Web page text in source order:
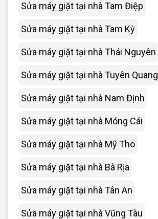
Sửa máy giặt tại nhà Tam Điệp
Sửa máy giặt tại nhà Tam Kỳ
Sửa máy giặt tại nhà Thái Nguyên
Sửa máy giặt tại nhà Tuyên Quang
Sửa máy giặt tại nhà Nam Định
Sửa máy giặt tại nhà Móng Cái
Sửa máy giặt tại nhà Mỹ Tho
Sửa máy giặt tại nhà Bà Rịa
Sửa máy giặt tại nhà Tân An
Sửa máy giặt tại nhà Vũng Tàu